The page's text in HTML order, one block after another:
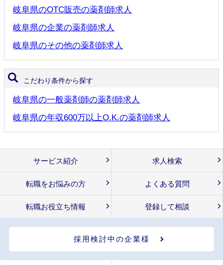
岐阜県のOTC販売の薬剤師求人
岐阜県の企業の薬剤師求人
岐阜県のその他の薬剤師求人
こだわり条件から探す
岐阜県の一般薬剤師の薬剤師求人
岐阜県の年収600万以上O.K.の薬剤師求人
サービス紹介 求人検索
転職をお悩みの方 よくある質問
転職お役立ち情報 登録して相談
採用検討中の企業様